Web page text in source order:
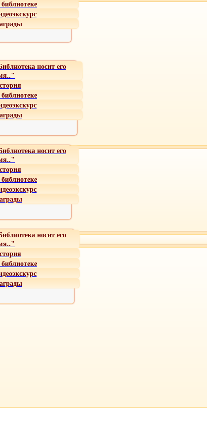
носит его
носит его
носит его